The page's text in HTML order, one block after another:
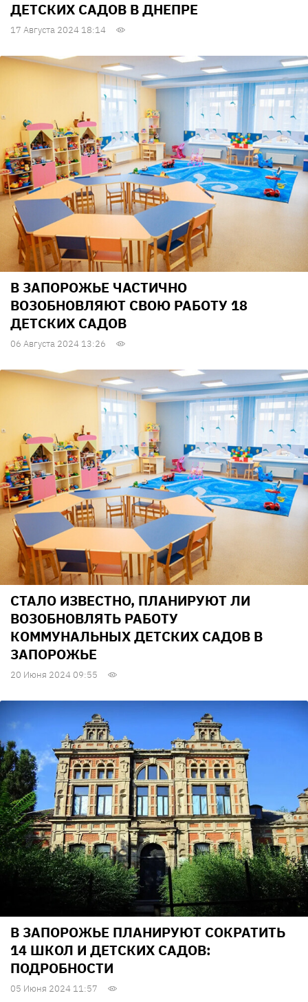
ДЕТСКИХ САДОВ В ДНЕПРЕ
17 Августа 2024 18:14
В ЗАПОРОЖЬЕ ЧАСТИЧНО
ВОЗОБНОВЛЯЮТ СВОЮ РАБОТУ 18
ДЕТСКИХ САДОВ
06 Августа 2024 13:26
СТАЛО ИЗВЕСТНО, ПЛАНИРУЮТ ЛИ
ВОЗОБНОВЛЯТЬ РАБОТУ
КОММУНАЛЬНЫХ ДЕТСКИХ САДОВ В
ЗАПОРОЖЬЕ
20 Июня 2024 09:55
В ЗАПОРОЖЬЕ ПЛАНИРУЮТ СОКРАТИТЬ
14 ШКОЛ И ДЕТСКИХ САДОВ:
ПОДРОБНОСТИ
05 Июня 2024 11:57